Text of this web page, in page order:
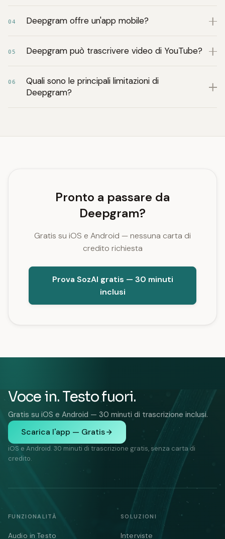
04 Deepgram offre un'app mobile?
05 Deepgram può trascrivere video di YouTube?
06
Quali sono le principali limitazioni di
Deepgram?
Pronto a passare da
Deepgram?
Gratis su iOS e Android — nessuna carta di
credito richiesta
Prova SozAI gratis — 30 minuti
inclusi
Voce in. Testo fuori.
Gratis su iOS e Android — 30 minuti di trascrizione inclusi.
Scarica l'app — Gratis
iOS e Android. 30 minuti di trascrizione gratis, senza carta di
credito.
FUNZIONALITÀ
Audio in Testo
SOLUZIONI
Interviste